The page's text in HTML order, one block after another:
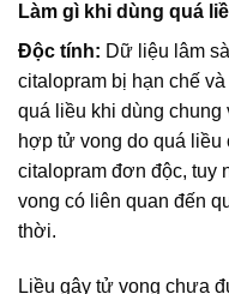
Làm gì khi dùng quá
Độc tính: Dữ liệu lâm
citalopram bị hạn chế
quá liều khi dùng
hợp tử vong do quá
citalopram đơn độc, tuy
vong có liên quan đến
thời.
Liều gây tử vong chưa